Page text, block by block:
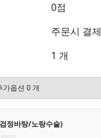
0점
주문시 결제
1 개
가옵션 0 개
정바탕/노랑수술)